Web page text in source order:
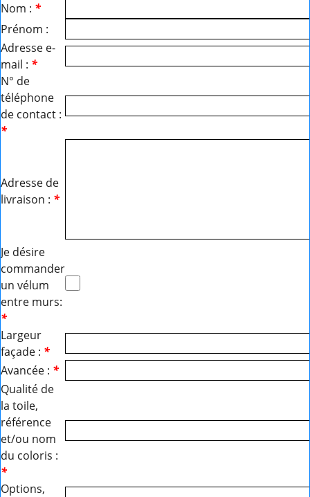
Nom : *
Prénom :
Adresse e-
mail : *
N° de
téléphone
de contact :
*
Adresse de
livraison : *
Je désire
commander
un vélum
entre murs:
*
Largeur
façade : *
Avancée : *
Qualité de
la toile,
référence
et/ou nom
du coloris :
*
Options,